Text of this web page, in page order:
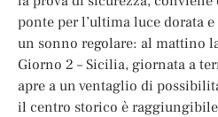
ponte per l’ultima luce dorata
un sonno regolare: al mattino
Giorno 2 – Sicilia, giornata a
apre a un ventaglio di
il centro storico è